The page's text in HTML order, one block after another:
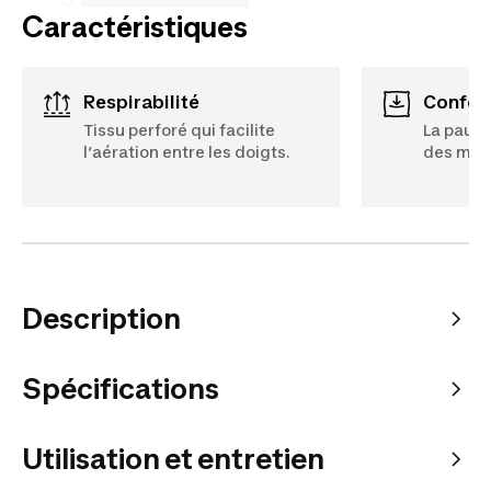
Caractéristiques
Respirabilité
Tissu perforé qui facilite
l’aération entre les doigts.
La
des
Description
Spécifications
Utilisation et entretien